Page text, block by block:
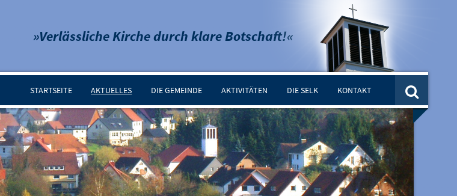
»Verlässliche Kirche durch klare Botschaft!«
STARTSEITE AKTUELLES DIE GEMEINDE AKTIVITÄTEN DIE SELK KONTAKT